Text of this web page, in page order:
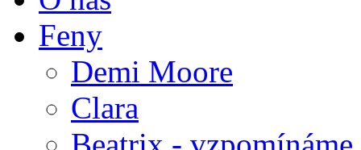
Feny
Demi Moore
Clara